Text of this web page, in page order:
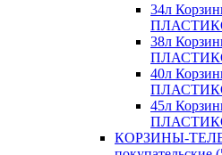
34л
38л
40л
45л
КОРЗИНЫ-